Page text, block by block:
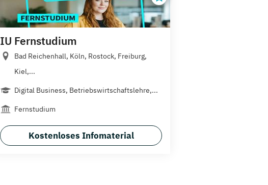
IU Fernstudium
Bad Reichenhall, Köln, Rostock, Freiburg,
Kiel,...
Digital Business, Betriebswirtschaftslehre,...
Fernstudium
Kostenloses Infomaterial